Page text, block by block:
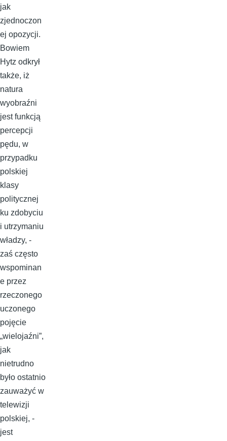
jak
zjednoczon
ej opozycji.
Bowiem
Hytz odkrył
także, iż
natura
wyobraźni
jest funkcją
percepcji
pędu, w
przypadku
polskiej
klasy
politycznej
ku zdobyciu
i utrzymaniu
władzy, -
zaś często
wspominan
e przez
rzeczonego
uczonego
pojęcie
„wielojaźni”,
jak
nietrudno
było ostatnio
zauważyć w
telewizji
polskiej, -
jest